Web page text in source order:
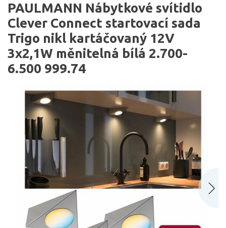
PAULMANN Nábytkové svítidlo
Clever Connect startovací sada
Trigo nikl kartáčovaný 12V
3x2,1W měnitelná bílá 2.700-
6.500 999.74